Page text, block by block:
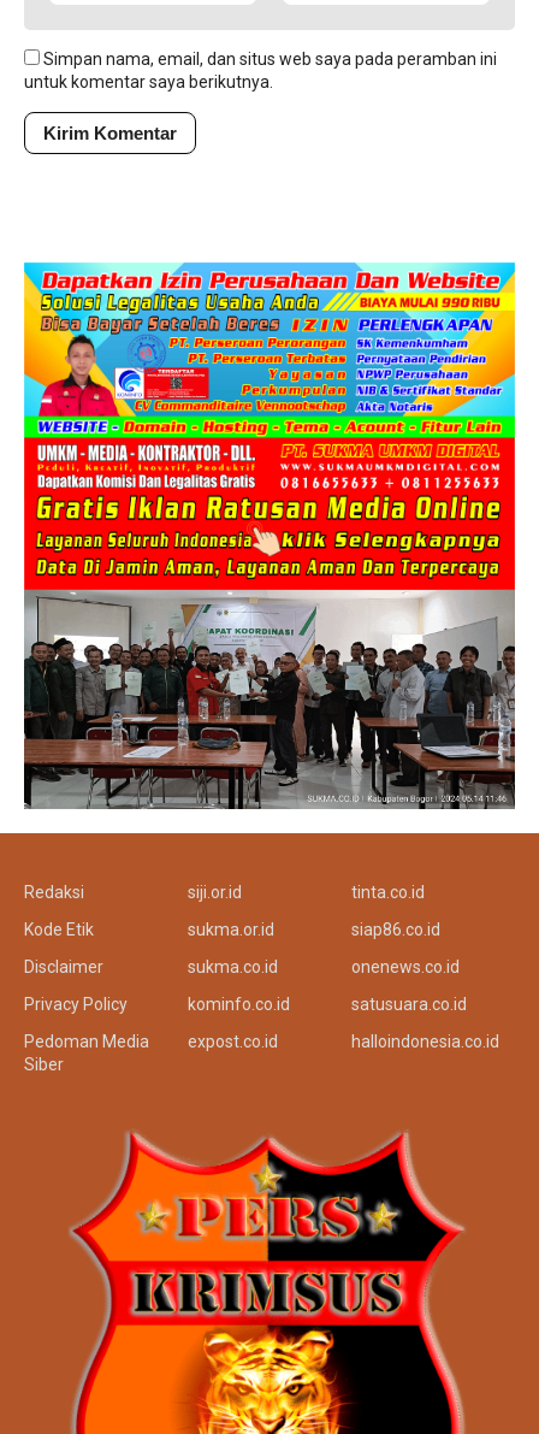
Simpan nama, email, dan situs web saya pada peramban ini
untuk komentar saya berikutnya.
Redaksi
Kode Etik
Disclaimer
Privacy Policy
Pedoman Media
Siber
siji.or.id
sukma.or.id
sukma.co.id
kominfo.co.id
expost.co.id
tinta.co.id
siap86.co.id
onenews.co.id
satusuara.co.id
halloindonesia.co.id